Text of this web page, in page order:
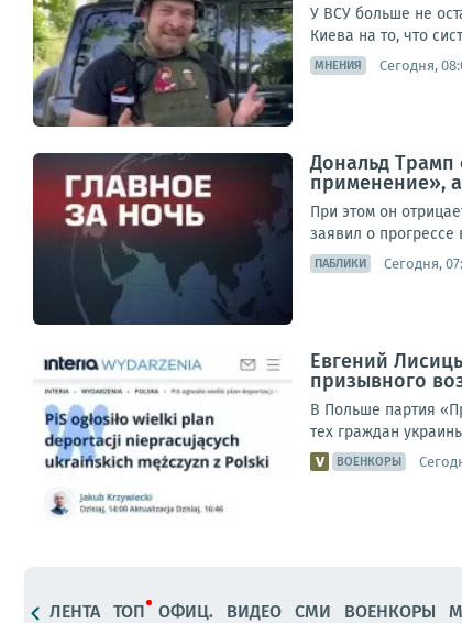
У ВСУ больше не
Киева на то, что
МНЕНИЯ Сегодня,
Дональд Трамп
применение»,
При этом он
заявил о прогрессе
ПАБЛИКИ Сегодня,
Евгений
призывного
В Польше партия
тех граждан
ВОЕНКОРЫ
ЛЕНТА ТОП ОФИЦ. ВИДЕО СМИ ВОЕНКОРЫ